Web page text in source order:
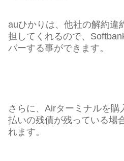
auひかりは、他社の解約違
担してくれるので、
バーする事ができます。
さらに、Airターミナルを購
払いの残債が残っている場
れます。